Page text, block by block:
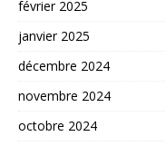
février 2025
janvier 2025
décembre 2024
novembre 2024
octobre 2024